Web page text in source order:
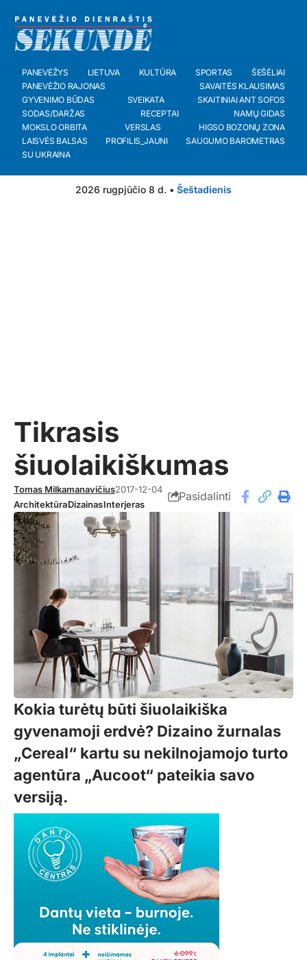
PANEVĖŽYS LIETUVA KULTŪRA SPORTAS
ŠEŠĖLIAI
PANEVĖŽIO RAJONAS
SAVAITĖS KLAUSIMAS
GYVENIMO BŪDAS
SVEIKATA
SKAITINIAI ANT SOFOS
SODAS/DARŽAS
RECEPTAI
NAMŲ GIDAS
MOKSLO ORBITA
VERSLAS
HIGSO BOZONŲ ZONA
LAISVĖS BALSAS
PROFILIS_JAUNI
SAUGUMO BAROMETRAS
SU UKRAINA
2026 rugpjūčio 8 d. • Šeštadienis
Tikrasis
šiuolaikiškumas
Tomas Milkamanavičius2017-12-04
ArchitektūraDizainasInterjeras
Pasidalinti
Kokia turėtų būti šiuolaikiška
gyvenamoji erdvė? Dizaino žurnalas
„Cereal“ kartu su nekilnojamojo turto
agentūra „Aucoot“ pateikia savo
versiją.